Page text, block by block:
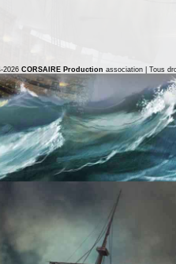
2026 CORSAIRE Production association | Tous